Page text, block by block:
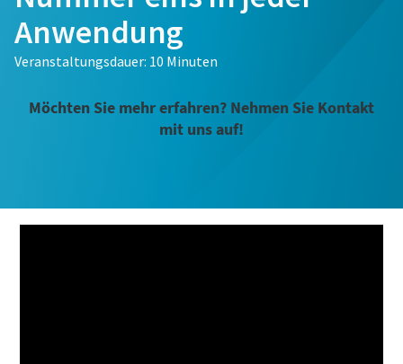
Anwendung
Veranstaltungsdauer: 10 Minuten
Möchten Sie mehr erfahren? Nehmen Sie Kontakt
mit uns auf!